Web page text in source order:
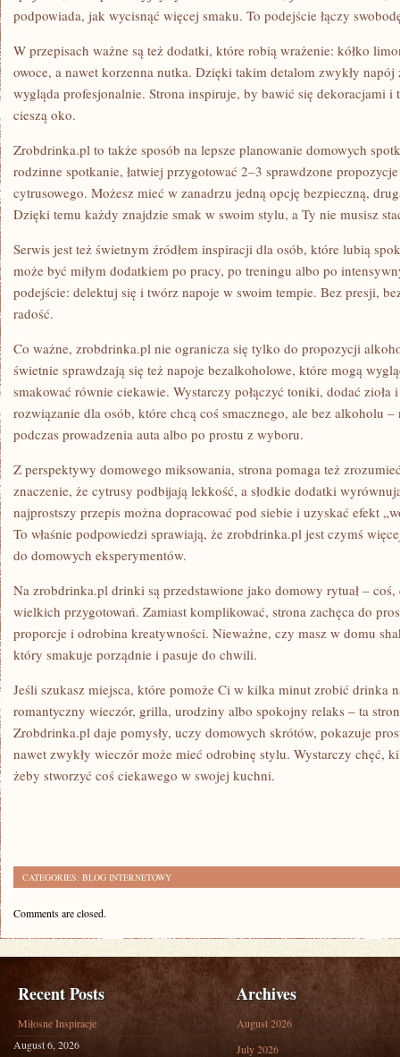
podpowiada, jak wycisnąć więcej smaku. To podejście łączy
W przepisach ważne są też dodatki, które robią wrażenie: kółko
owoce, a nawet korzenna nutka. Dzięki takim detalom zwykły
wygląda profesjonalnie. Strona inspiruje, by bawić się dekoracjami
cieszą oko.
Zrobdrinka.pl to także sposób na lepsze planowanie domowych
rodzinne spotkanie, łatwiej przygotować 2–3 sprawdzone
cytrusowego. Możesz mieć w zanadrzu jedną opcję bezpieczną,
Dzięki temu każdy znajdzie smak w swoim stylu, a Ty nie musisz
Serwis jest też świetnym źródłem inspiracji dla osób, które lubią
może być miłym dodatkiem po pracy, po treningu albo po
podejście: delektuj się i twórz napoje w swoim tempie. Bez presji,
radość.
Co ważne, zrobdrinka.pl nie ogranicza się tylko do propozycji
świetnie sprawdzają się też napoje bezalkoholowe, które mogą
smakować równie ciekawie. Wystarczy połączyć toniki, dodać zioła
rozwiązanie dla osób, które chcą coś smacznego, ale bez alkoholu
podczas prowadzenia auta albo po prostu z wyboru.
Z perspektywy domowego miksowania, strona pomaga też
znaczenie, że cytrusy podbijają lekkość, a słodkie dodatki
najprostszy przepis można dopracować pod siebie i uzyskać efekt
To właśnie podpowiedzi sprawiają, że zrobdrinka.pl jest czymś
do domowych eksperymentów.
Na zrobdrinka.pl drinki są przedstawione jako domowy rytuał –
wielkich przygotowań. Zamiast komplikować, strona zachęca do
proporcje i odrobina kreatywności. Nieważne, czy masz w domu
który smakuje porządnie i pasuje do chwili.
Jeśli szukasz miejsca, które pomoże Ci w kilka minut zrobić drinka
romantyczny wieczór, grilla, urodziny albo spokojny relaks – ta
Zrobdrinka.pl daje pomysły, uczy domowych skrótów, pokazuje
nawet zwykły wieczór może mieć odrobinę stylu. Wystarczy chęć,
żeby stworzyć coś ciekawego w swojej kuchni.
CATEGORIES: BLOG INTERNETOWY
Comments are closed.
Recent Posts
Miłosne Inspiracje
August 6, 2026
Archives
August 2026
July 2026